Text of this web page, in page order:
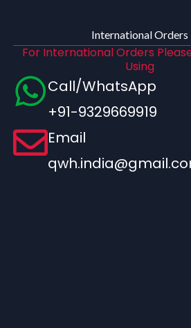
International Orders
For International Orders
Using
Call/WhatsApp
+91-9329669919
Email